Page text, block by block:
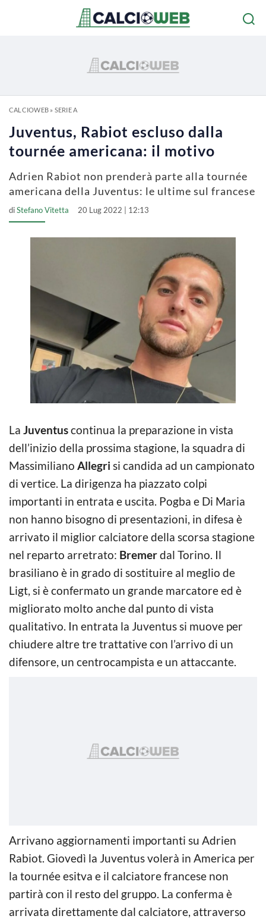
CALCIOWEB» SERIE A
Juventus, Rabiot escluso dalla
tournée americana: il motivo
Adrien Rabiot non prenderà parte alla tournée
americana della Juventus: le ultime sul francese
diStefano Vitetta 20 Lug 2022 | 12:13
La Juventuscontinua la preparazione in vista
dell’inizio della prossima stagione, la squadra di
Massimiliano Allegri si candida ad un campionato
di vertice. La dirigenza ha piazzato colpi
importanti in entrata e uscita. Pogba e Di Maria
non hanno bisogno di presentazioni, in difesa è
arrivato il miglior calciatore della scorsa stagione
nel reparto arretrato: Bremerdal Torino. Il
brasiliano è in grado di sostituire al meglio de
Ligt, si è confermato un grande marcatore ed è
migliorato molto anche dal punto di vista
qualitativo. In entrata la Juventus si muove per
chiudere altre tre trattative con l’arrivo di un
difensore, un centrocampista e un attaccante.
Arrivano aggiornamenti importanti su Adrien
Rabiot. Giovedì la Juventus volerà in America per
la tournée esitva e il calciatore francese non
partirà con il resto del gruppo. La conferma è
arrivata direttamente dal calciatore, attraverso